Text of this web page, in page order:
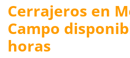
Cerrajeros en
Campo
horas